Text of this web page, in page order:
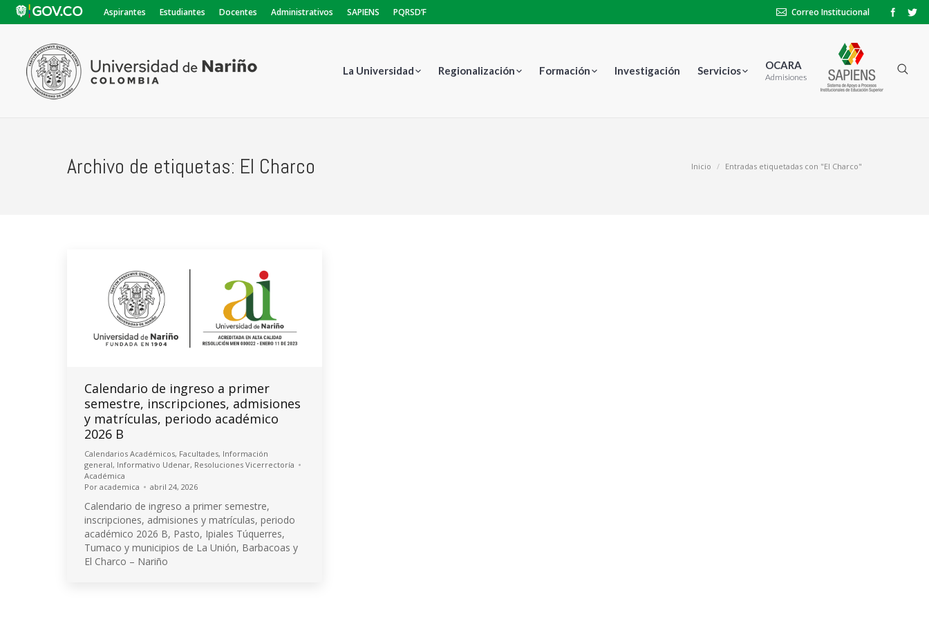
Aspirantes Estudiantes Docentes Administrativos SAPIENS PQRSD’F Correo Institucional
La Universidad Regionalización Formación Investigación Servicios OCARA
Admisiones
Archivo de etiquetas: El Charco Inicio Entradas etiquetadas con "El Charco"
Calendario de ingreso a primer
semestre, inscripciones, admisiones
y matrículas, periodo académico
2026 B
Calendarios Académicos, Facultades, Información
general, Informativo Udenar, Resoluciones Vicerrectoría
Académica
Por academica abril 24, 2026
Calendario de ingreso a primer semestre,
inscripciones, admisiones y matrículas, periodo
académico 2026 B, Pasto, Ipiales Túquerres,
Tumaco y municipios de La Unión, Barbacoas y
El Charco – Nariño